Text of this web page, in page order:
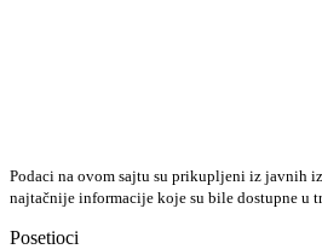
Podaci na ovom sajtu su prikupljeni iz javnih
najtačnije informacije koje su bile dostupne u
Posetioci